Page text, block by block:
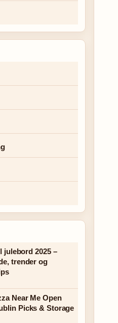
julebord 2025 –
trender og
Near Me Open
Picks & Storage